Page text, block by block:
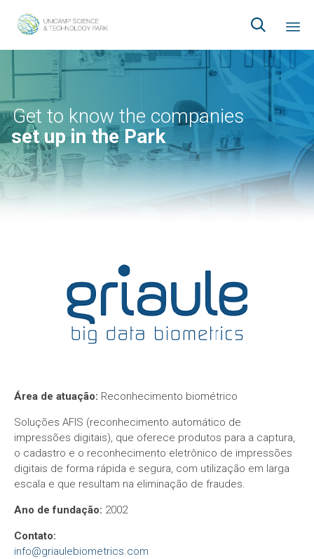

set up in the Park
Get to know the companies
Área de atuação: Reconhecimento biométrico
Soluções AFIS (reconhecimento automático de
impressões digitais), que oferece produtos para a captura,
o cadastro e o reconhecimento eletrônico de impressões
digitais de forma rápida e segura, com utilização em larga
escala e que resultam na eliminação de fraudes.
Ano de fundação: 2002
Contato:
info@griaulebiometrics.com